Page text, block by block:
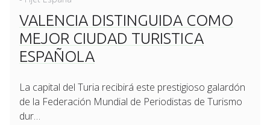
VALENCIA DISTINGUIDA COMO
MEJOR CIUDAD TURISTICA
ESPAÑOLA
La capital del Turia recibirá este prestigioso galardón
de la Federación Mundial de Periodistas de Turismo
dur…